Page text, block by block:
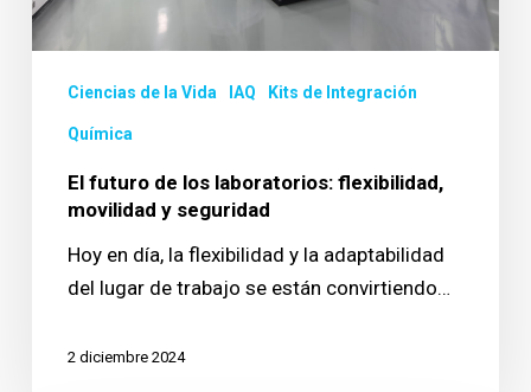
seguridad
Ciencias de la Vida IAQ Kits de Integración
Química
El futuro de los laboratorios: flexibilidad,
movilidad y seguridad
Hoy en día, la flexibilidad y la adaptabilidad
del lugar de trabajo se están convirtiendo…
2 diciembre 2024